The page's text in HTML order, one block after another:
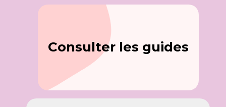
Consulter les guides